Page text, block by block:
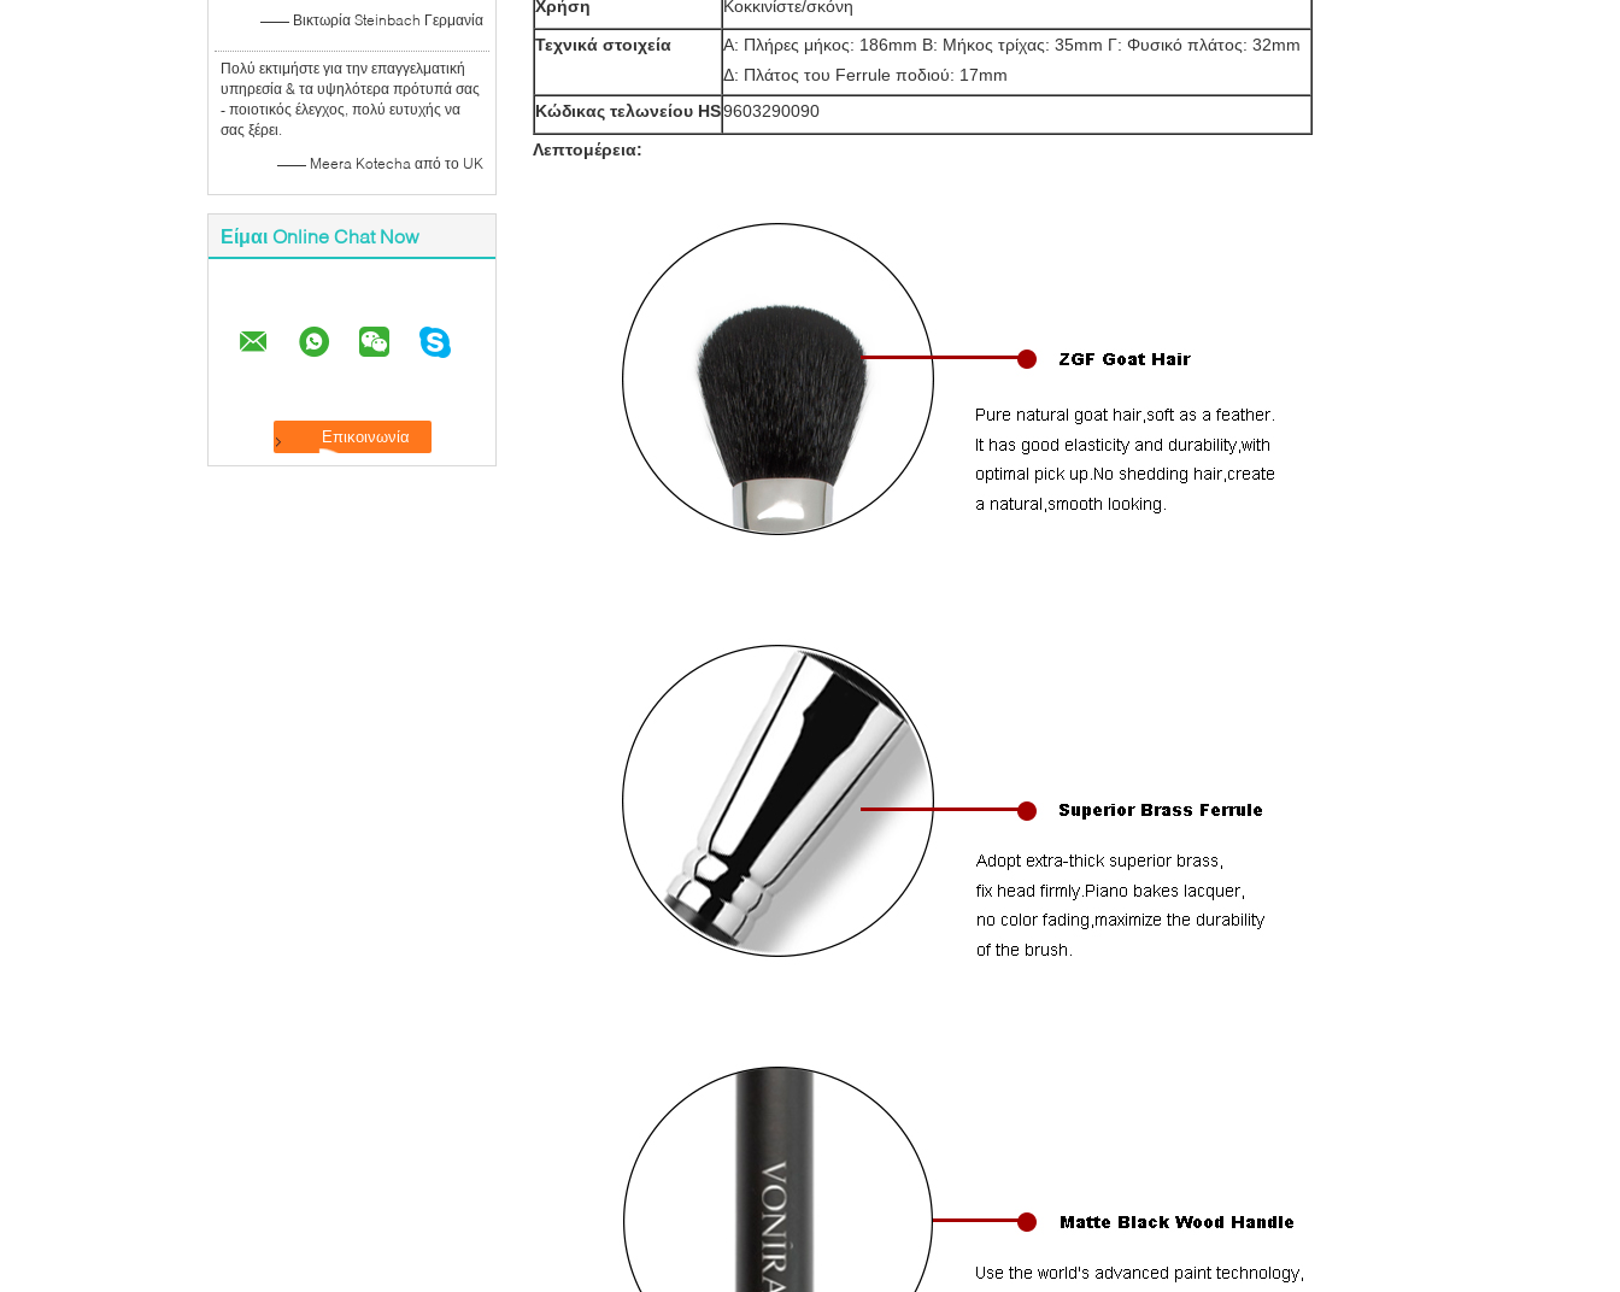
—— Βικτωρία Steinbach Γερμανία
Πολύ εκτιμήστε για την επαγγελματική
υπηρεσία & τα υψηλότερα πρότυπά σας
- ποιοτικός έλεγχος, πολύ ευτυχής να
σας ξέρει.
—— Meera Kotecha από το UK
Είμαι Online Chat Now
Χρήση
Κοκκινίστε/σκόνη
Τεχνικά στοιχεία
Α: Πλήρες μήκος: 186mm Β: Μήκος τρίχας: 35mm Γ: Φυσικό πλάτος: 32mm
Δ: Πλάτος του Ferrule ποδιού: 17mm
Κώδικας τελωνείου HS9603290090
Λεπτομέρεια: